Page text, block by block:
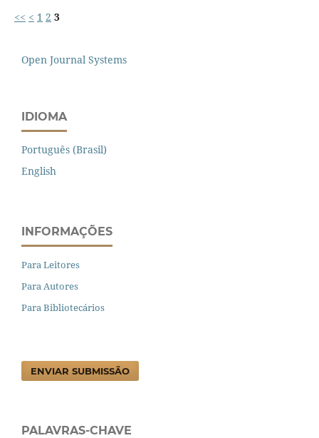
<< < 1 2 3
Open Journal Systems
IDIOMA
Português (Brasil)
English
INFORMAÇÕES
Para Leitores
Para Autores
Para Bibliotecários
ENVIAR SUBMISSÃO
PALAVRAS-CHAVE